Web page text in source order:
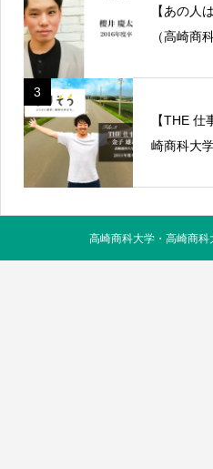
【あの人
（高崎商
3
【THE
崎商科大
高崎商科大学・高崎商